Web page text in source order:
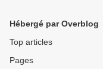
Hébergé par Overblog
Top articles
Pages